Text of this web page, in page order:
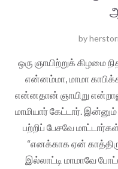
by
ஒரு ஞாயிற்றுக் கிழமை
என்னம்மா, மாமா
என்னதான் ஞாயிறு
மாமியார் கேட்டார்.
பற்றிப் பேசவே
“எனக்காக ஏன்
இல்லாட்டி மாமாவே